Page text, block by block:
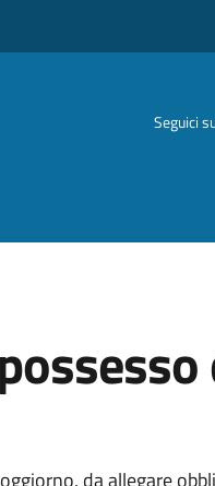
Seguici
da allegare